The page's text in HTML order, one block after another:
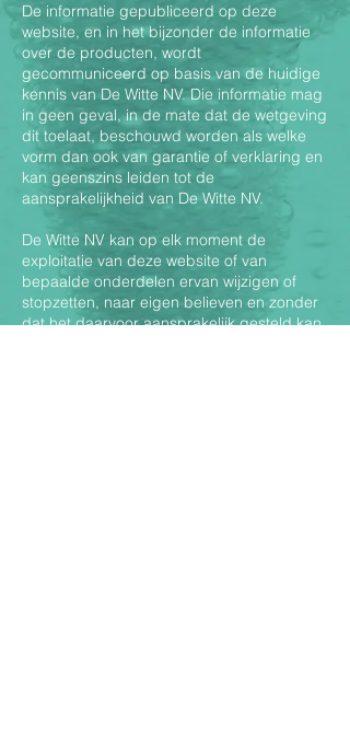
De informatie gepubliceerd op deze
website, en in het bijzonder de informatie
over de producten, wordt
gecommuniceerd op basis van de huidige
kennis van De Witte NV. Die informatie mag
in geen geval, in de mate dat de wetgeving
dit toelaat, beschouwd worden als welke
vorm dan ook van garantie of verklaring en
kan geenszins leiden tot de
aansprakelijkheid van De Witte NV.
De Witte NV kan op elk moment de
exploitatie van deze website of van
bepaalde onderdelen ervan wijzigen of
stopzetten, naar eigen believen en zonder
dat het daarvoor aansprakelijk gesteld kan